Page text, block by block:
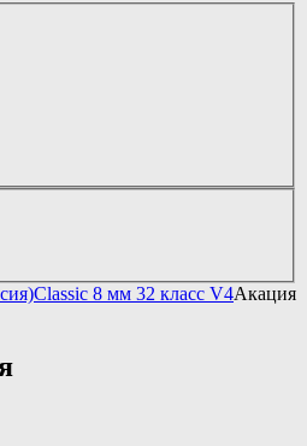
Classic 8 мм 32 класс V4Акация